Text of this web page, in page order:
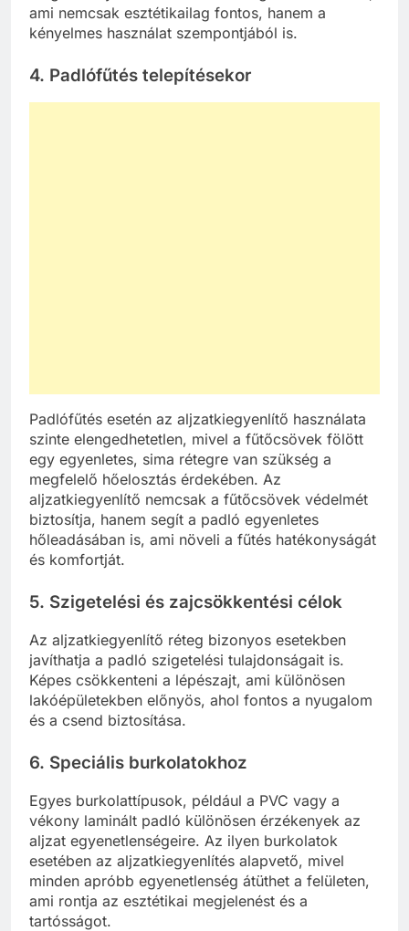
ami nemcsak esztétikailag fontos, hanem a
kényelmes használat szempontjából is.
4. Padlófűtés telepítésekor
Padlófűtés esetén az aljzatkiegyenlítő használata
szinte elengedhetetlen, mivel a fűtőcsövek fölött
egy egyenletes, sima rétegre van szükség a
megfelelő hőelosztás érdekében. Az
aljzatkiegyenlítő nemcsak a fűtőcsövek védelmét
biztosítja, hanem segít a padló egyenletes
hőleadásában is, ami növeli a fűtés hatékonyságát
és komfortját.
5. Szigetelési és zajcsökkentési célok
Az aljzatkiegyenlítő réteg bizonyos esetekben
javíthatja a padló szigetelési tulajdonságait is.
Képes csökkenteni a lépészajt, ami különösen
lakóépületekben előnyös, ahol fontos a nyugalom
és a csend biztosítása.
6. Speciális burkolatokhoz
Egyes burkolattípusok, például a PVC vagy a
vékony laminált padló különösen érzékenyek az
aljzat egyenetlenségeire. Az ilyen burkolatok
esetében az aljzatkiegyenlítés alapvető, mivel
minden apróbb egyenetlenség átüthet a felületen,
ami rontja az esztétikai megjelenést és a
tartósságot.